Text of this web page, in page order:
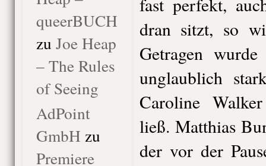
queerBUCH
zu Joe Heap
– The Rules
of Seeing
AdPoint
GmbH zu
Premiere
dran sitzt, so
Getragen
unglaublich
Caroline
ließ. Matthias
der vor der